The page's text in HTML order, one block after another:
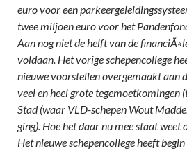
euro voor een
twee miljoen euro voor het
Aan nog niet de helft van de
voldaan. Het vorige schepencollege
nieuwe voorstellen overgemaakt aan
veel en heel grote tegemoetkomingen
Stad (waar VLD-schepen Wout
ging). Hoe het daar nu mee staat weet
Het nieuwe schepencollege heeft